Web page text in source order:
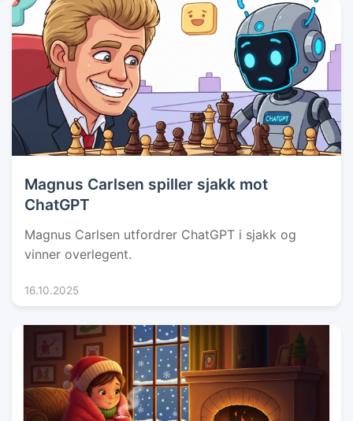
Magnus Carlsen spiller sjakk mot
ChatGPT
Magnus Carlsen utfordrer ChatGPT i sjakk og
vinner overlegent.
16.10.2025